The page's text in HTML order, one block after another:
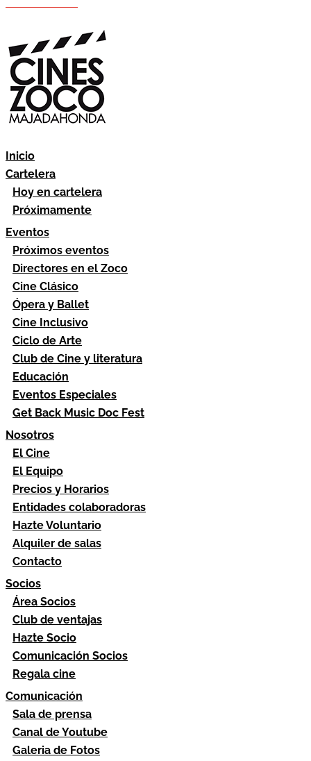
Inicio
Cartelera
Hoy en cartelera
Próximamente
Eventos
Próximos eventos
Directores en el Zoco
Cine Clásico
Ópera y Ballet
Cine Inclusivo
Ciclo de Arte
Club de Cine y literatura
Educación
Eventos Especiales
Get Back Music Doc Fest
Nosotros
El Cine
El Equipo
Precios y Horarios
Entidades colaboradoras
Hazte Voluntario
Alquiler de salas
Contacto
Socios
Área Socios
Club de ventajas
Hazte Socio
Comunicación Socios
Regala cine
Comunicación
Sala de prensa
Canal de Youtube
Galeria de Fotos